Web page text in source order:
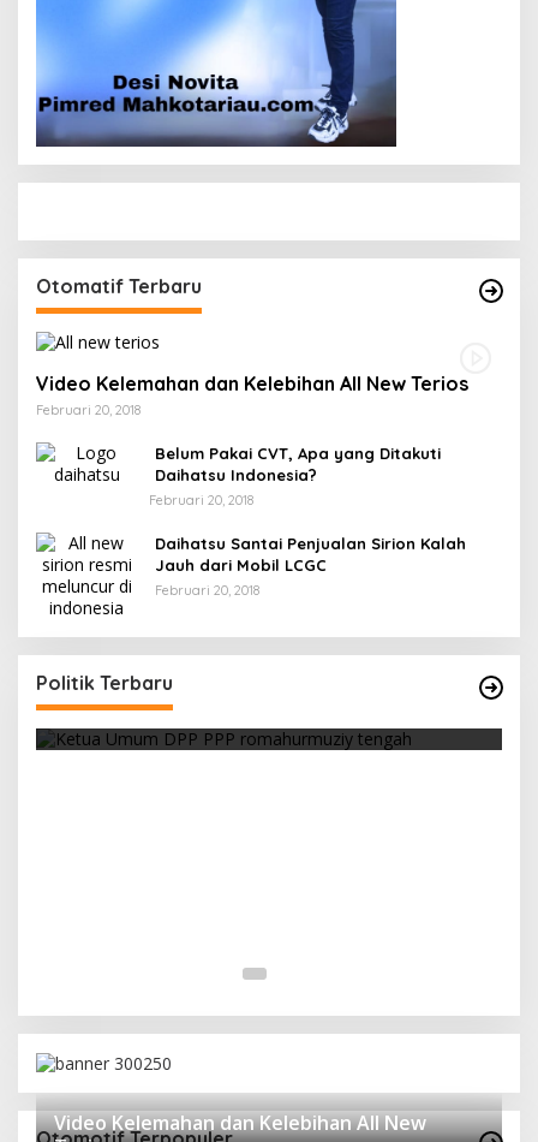
Otomatif Terbaru
Video Kelemahan dan Kelebihan All New Terios
Februari 20, 2018
Belum Pakai CVT, Apa yang Ditakuti
Daihatsu Indonesia?
Februari 20, 2018
Daihatsu Santai Penjualan Sirion Kalah
Jauh dari Mobil LCGC
Februari 20, 2018
Politik Terbaru
Yasin
Video Kelemahan dan Kelebihan All New